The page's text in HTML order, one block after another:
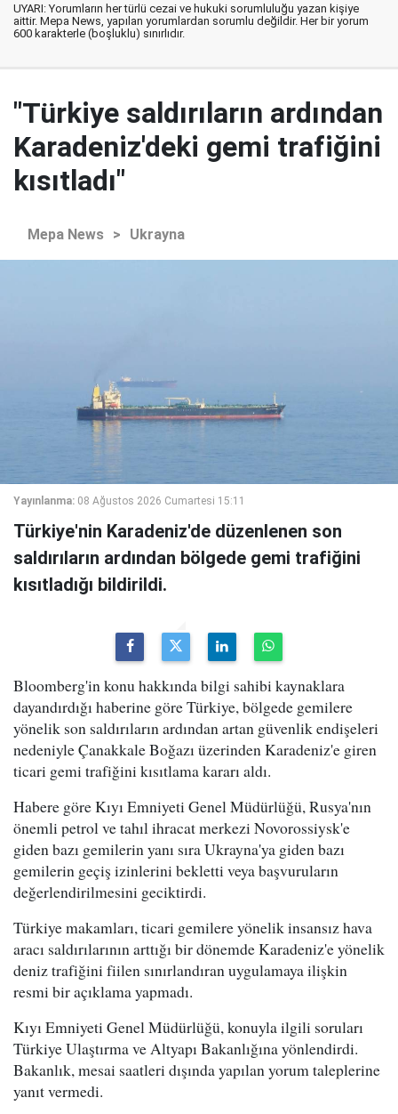
UYARI: Yorumların her türlü cezai ve hukuki sorumluluğu yazan kişiye
aittir. Mepa News, yapılan yorumlardan sorumlu değildir. Her bir yorum
600 karakterle (boşluklu) sınırlıdır.
"Türkiye saldırıların ardından
Karadeniz'deki gemi trafiğini
kısıtladı"
Mepa News > Ukrayna
Yayınlanma: 08 Ağustos 2026 Cumartesi 15:11
Türkiye'nin Karadeniz'de düzenlenen son
saldırıların ardından bölgede gemi trafiğini
kısıtladığı bildirildi.
Bloomberg'in konu hakkında bilgi sahibi kaynaklara
dayandırdığı haberine göre Türkiye, bölgede gemilere
yönelik son saldırıların ardından artan güvenlik endişeleri
nedeniyle Çanakkale Boğazı üzerinden Karadeniz'e giren
ticari gemi trafiğini kısıtlama kararı aldı.
Habere göre Kıyı Emniyeti Genel Müdürlüğü, Rusya'nın
önemli petrol ve tahıl ihracat merkezi Novorossiysk'e
giden bazı gemilerin yanı sıra Ukrayna'ya giden bazı
gemilerin geçiş izinlerini bekletti veya başvuruların
değerlendirilmesini geciktirdi.
Türkiye makamları, ticari gemilere yönelik insansız hava
aracı saldırılarının arttığı bir dönemde Karadeniz'e yönelik
deniz trafiğini fiilen sınırlandıran uygulamaya ilişkin
resmi bir açıklama yapmadı.
Kıyı Emniyeti Genel Müdürlüğü, konuyla ilgili soruları
Türkiye Ulaştırma ve Altyapı Bakanlığına yönlendirdi.
Bakanlık, mesai saatleri dışında yapılan yorum taleplerine
yanıt vermedi.